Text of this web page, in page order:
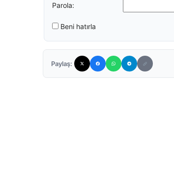
Parola:
Beni hatırla
Paylaş: